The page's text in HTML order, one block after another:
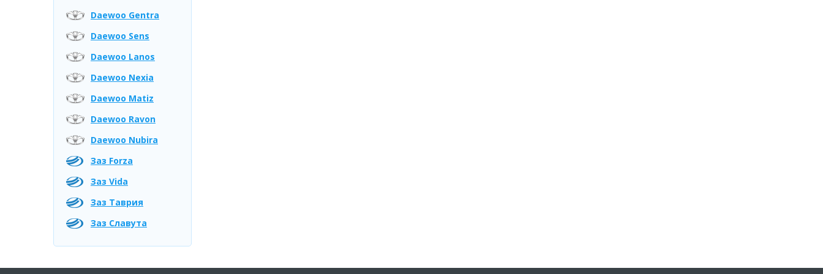
Daewoo Gentra
Daewoo Sens
Daewoo Lanos
Daewoo Nexia
Daewoo Matiz
Daewoo Ravon
Daewoo Nubira
Заз Forza
Заз Vida
Заз Таврия
Заз Славута